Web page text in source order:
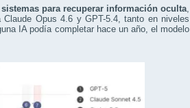
para recuperar información oculta
Opus 4.6 y GPT-5.4, tanto en niveles
IA podía completar hace un año, el modelo